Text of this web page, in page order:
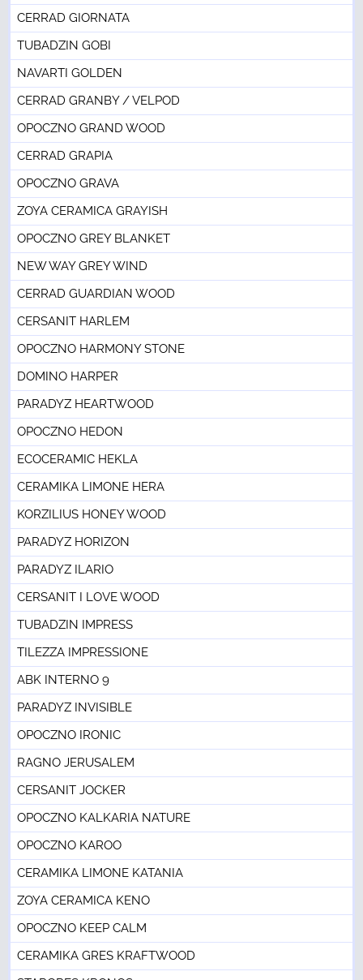
CERRAD GIORNATA
TUBADZIN GOBI
NAVARTI GOLDEN
CERRAD GRANBY / VELPOD
OPOCZNO GRAND WOOD
CERRAD GRAPIA
OPOCZNO GRAVA
ZOYA CERAMICA GRAYISH
OPOCZNO GREY BLANKET
NEW WAY GREY WIND
CERRAD GUARDIAN WOOD
CERSANIT HARLEM
OPOCZNO HARMONY STONE
DOMINO HARPER
PARADYZ HEARTWOOD
OPOCZNO HEDON
ECOCERAMIC HEKLA
CERAMIKA LIMONE HERA
KORZILIUS HONEY WOOD
PARADYZ HORIZON
PARADYZ ILARIO
CERSANIT I LOVE WOOD
TUBADZIN IMPRESS
TILEZZA IMPRESSIONE
ABK INTERNO 9
PARADYZ INVISIBLE
OPOCZNO IRONIC
RAGNO JERUSALEM
CERSANIT JOCKER
OPOCZNO KALKARIA NATURE
OPOCZNO KAROO
CERAMIKA LIMONE KATANIA
ZOYA CERAMICA KENO
OPOCZNO KEEP CALM
CERAMIKA GRES KRAFTWOOD